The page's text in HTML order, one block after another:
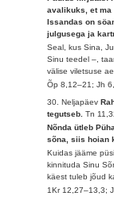
avalikuks, et ma
Issandas on
julgusega ja
Seal, kus Sina,
Sinu teedel –,
välise viletsuse
Õp 8,12–21; Jh
30. Neljapäev
tegutseb.Tn
Nõnda ütleb
sõna, siis hoian
Kuidas jääme
kinnituda Sinu
käest tuleb jõud
1Kr 12,27–13,3;